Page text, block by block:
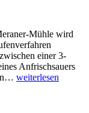
Mühle wird
einer 3-
Anfrischsauers
weiterlesen